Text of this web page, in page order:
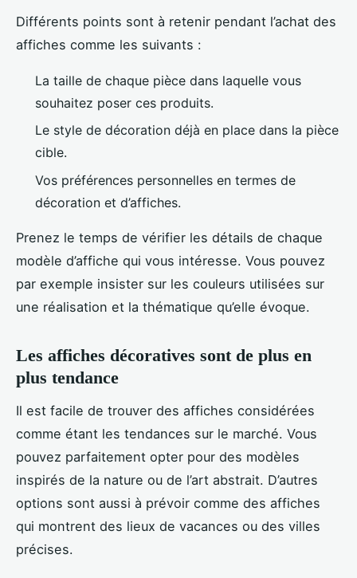
Différents points sont à retenir pendant l’achat des
affiches comme les suivants :
La taille de chaque pièce dans laquelle vous
souhaitez poser ces produits.
Le style de décoration déjà en place dans la pièce
cible.
Vos préférences personnelles en termes de
décoration et d’affiches.
Prenez le temps de vérifier les détails de chaque
modèle d’affiche qui vous intéresse. Vous pouvez
par exemple insister sur les couleurs utilisées sur
une réalisation et la thématique qu’elle évoque.
Les affiches décoratives sont de plus en
plus tendance
Il est facile de trouver des affiches considérées
comme étant les tendances sur le marché. Vous
pouvez parfaitement opter pour des modèles
inspirés de la nature ou de l’art abstrait. D’autres
options sont aussi à prévoir comme des affiches
qui montrent des lieux de vacances ou des villes
précises.